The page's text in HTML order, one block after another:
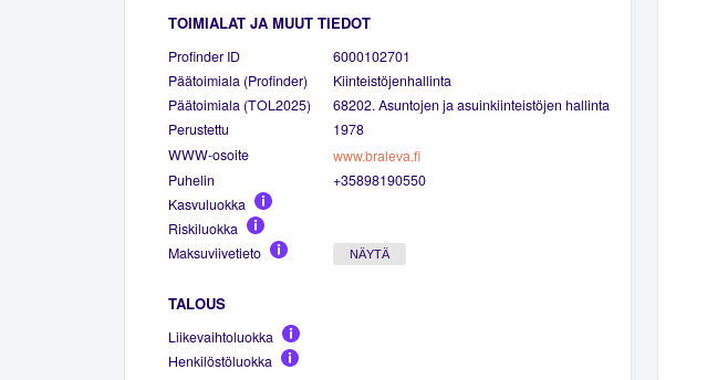
TOIMIALAT JA MUUT TIEDOT
Profinder ID
6000102701
Päätoimiala (Profinder)
Kiinteistöjenhallinta
Päätoimiala (TOL2025)
68202. Asuntojen ja asuinkiinteistöjen hallinta
Perustettu
1978
WWW-osoite
www.braleva.fi
Puhelin
+35898190550
Kasvuluokka
Riskiluokka
Maksuviivetieto
NÄYTÄ
TALOUS
Liikevaihtoluokka
Henkilöstöluokka